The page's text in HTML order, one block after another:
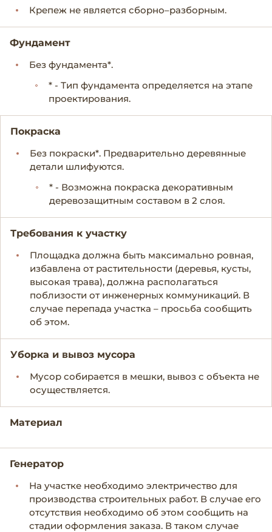
Крепеж не является сборно–разборным.
Фундамент
Без фундамента*.
* - Тип фундамента определяется на этапе
проектирования.
Покраска
Без покраски*. Предварительно деревянные
детали шлифуются.
* - Возможна покраска декоративным
деревозащитным составом в 2 слоя.
Требования к участку
Площадка должна быть максимально ровная,
избавлена от растительности (деревья, кусты,
высокая трава), должна располагаться
поблизости от инженерных коммуникаций. В
случае перепада участка – просьба сообщить
об этом.
Уборка и вывоз мусора
Мусор собирается в мешки, вывоз с объекта не
осуществляется.
Материал
Генератор
На участке необходимо электричество для
производства строительных работ. В случае его
отсутствия необходимо об этом сообщить на
стадии оформления заказа. В таком случае